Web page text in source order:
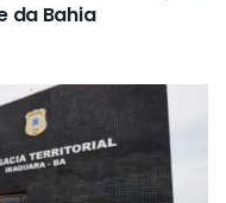
da Bahia